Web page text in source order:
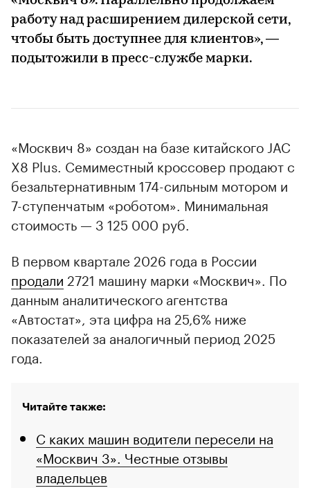
работу над расширением дилерской сети,
чтобы быть доступнее для клиентов», —
подытожили в пресс-службе марки.
«Москвич 8» создан на базе китайского JAC
X8 Plus. Семиместный кроссовер продают с
безальтернативным 174-сильным мотором и
7-ступенчатым «роботом». Минимальная
стоимость — 3 125 000 руб.
В первом квартале 2026 года в России
продали 2721 машину марки «Москвич». По
данным аналитического агентства
«Автостат», эта цифра на 25,6% ниже
показателей за аналогичный период 2025
года.
Читайте также:
С каких машин водители пересели на
«Москвич 3». Честные отзывы
владельцев